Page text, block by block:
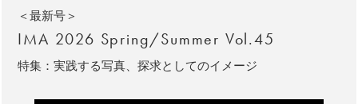
＜最新号＞
IMA 2026 Spring/Summer Vol.45
特集：実践する写真、探求としてのイメージ